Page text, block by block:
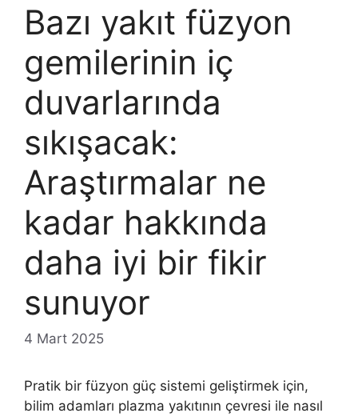
Bazı yakıt füzyon
gemilerinin iç
duvarlarında
sıkışacak:
Araştırmalar ne
kadar hakkında
daha iyi bir fikir
sunuyor
4 Mart 2025
Pratik bir füzyon güç sistemi geliştirmek için,
bilim adamları plazma yakıtının çevresi ile nasıl